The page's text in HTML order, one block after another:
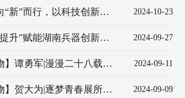
“新”而行，以科技创新促
2024-10-23
升”赋能湖南兵器创新发
2024-09-27
】谭勇军|漫漫二十八载
2024-09-11
】贺大为|逐梦青春展所长
2024-09-09